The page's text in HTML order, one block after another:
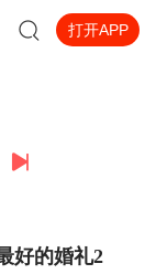
打开APP
好的婚礼2